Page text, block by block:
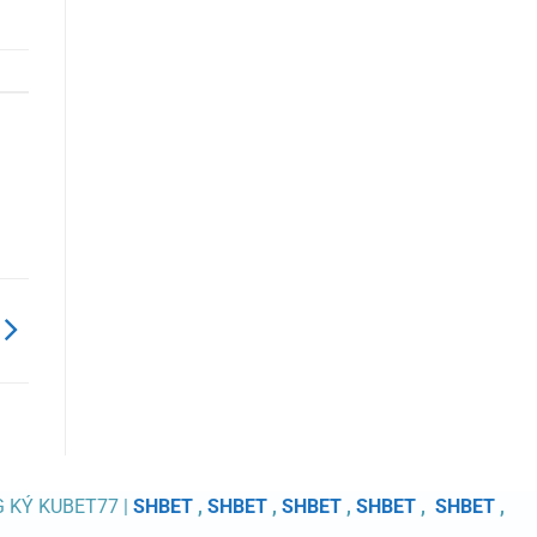
KÝ KUBET77 | SHBET , SHBET , SHBET , SHBET , SHBET ,